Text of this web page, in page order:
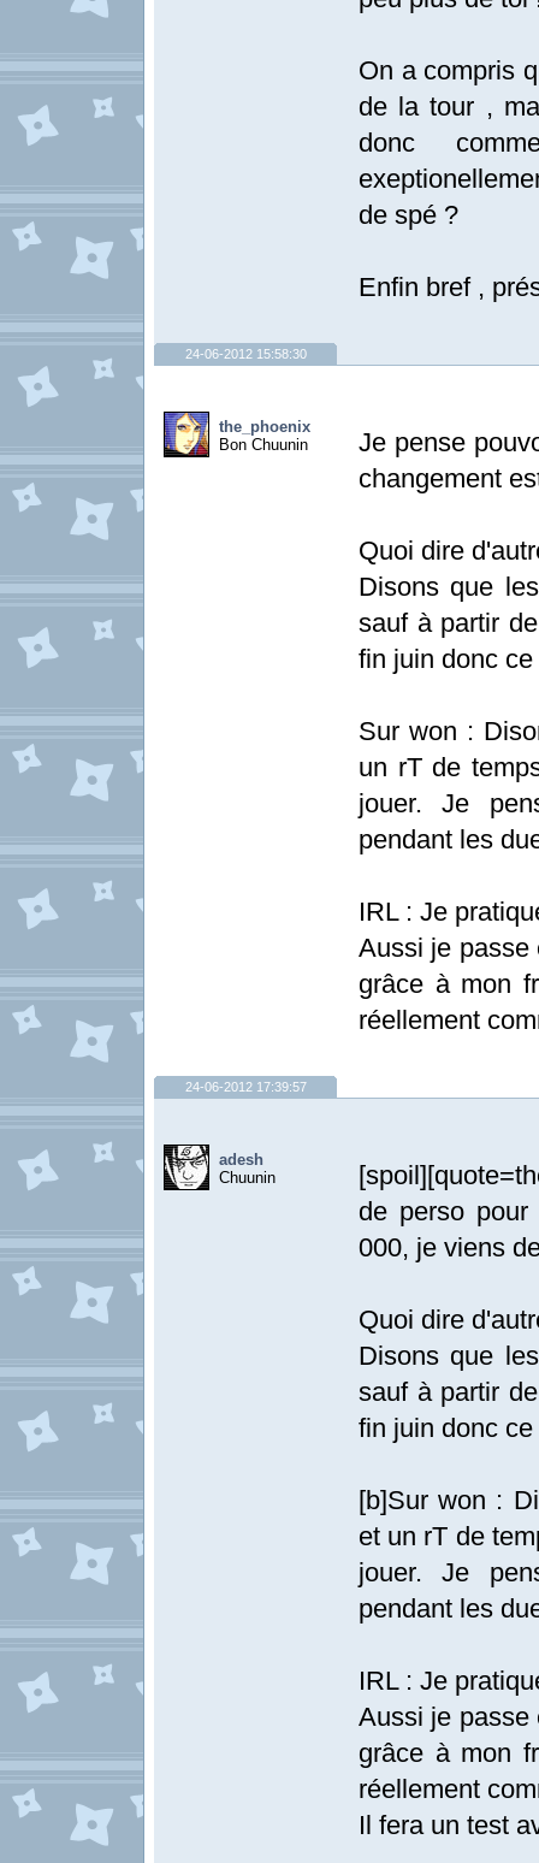
On a compris
de la tour ,
donc
de spé ?
Enfin bref ,
24-06-2012 15:58:30
the_phoenix
Bon Chuunin
Je pense
changement
Quoi dire
Disons que
sauf à partir
fin juin donc
Sur won :
un rT de
jouer. Je
pendant les
IRL : Je
Aussi je passe
grâce à mon
réellement
24-06-2012 17:39:57
adesh
Chuunin
de perso
000, je viens
Quoi dire
Disons que
sauf à partir
fin juin donc
[b]Sur won :
et un rT de
jouer. Je
pendant les
IRL : Je
Aussi je passe
grâce à mon
réellement
Il fera un test